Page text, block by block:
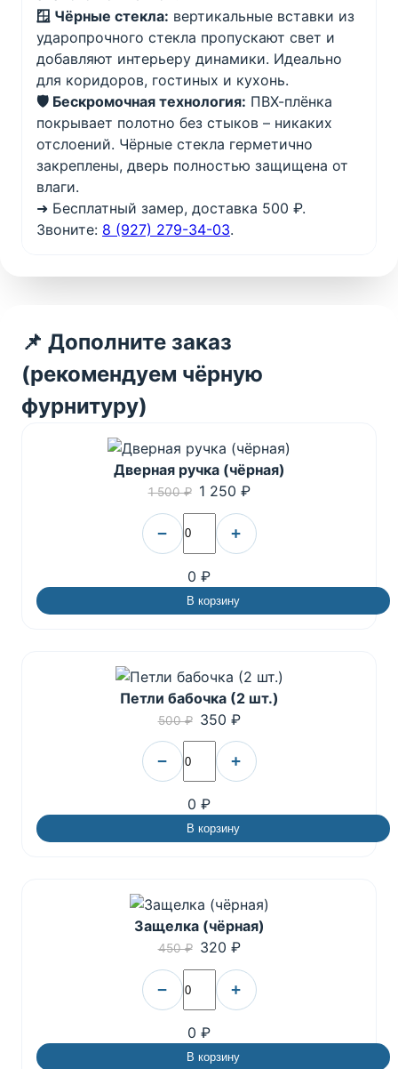
🪟 Чёрные стекла: вертикальные вставки из
ударопрочного стекла пропускают свет и
добавляют интерьеру динамики. Идеально
для коридоров, гостиных и кухонь.
🛡️ Беcкромочная технология: ПВХ-плёнка
покрывает полотно без стыков – никаких
отслоений. Чёрные стекла герметично
закреплены, дверь полностью защищена от
влаги.
➜ Бесплатный замер, доставка 500 ₽.
Звоните: 8 (927) 279-34-03.
📌 Дополните заказ
(рекомендуем чёрную
фурнитуру)
Дверная ручка (чёрная)
1 500 ₽ 1 250 ₽
− +
0 ₽
В корзину
Петли бабочка (2 шт.)
500 ₽ 350 ₽
− +
0 ₽
В корзину
Защелка (чёрная)
450 ₽ 320 ₽
− +
0 ₽
В корзину